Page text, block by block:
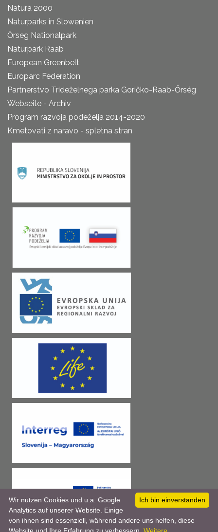
Natura 2000
Naturparks in Slowenien
Őrseg Nationalpark
Naturpark Raab
European Greenbelt
Europarc Federation
Partnerstvo Trideželnega parka Goričko-Raab-Őrség
Webseite - Archiv
Program razvoja podeželja 2014-2020
Kmetovati z naravo - spletna stran
Ich bin einverstanden
Wir nutzen Cookies und u.a. Google
Analytics auf unserer Website. Einige
von ihnen sind essenziell, während andere uns helfen, diese